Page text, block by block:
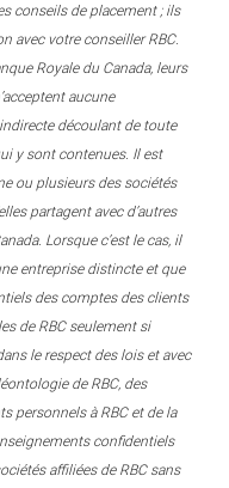
conseils de placement ; ils
avec votre conseiller RBC.
Royale du Canada, leurs
aucune
découlant de toute
y sont contenues. Il est
ou plusieurs des sociétés
partagent avec d’autres
Lorsque c’est le cas, il
entreprise distincte et que
des comptes des clients
de RBC seulement si
le respect des lois et avec
de RBC, des
personnels à RBC et de la
confidentiels
affiliées de RBC sans